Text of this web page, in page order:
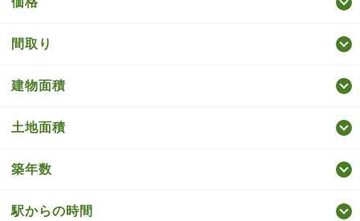
間取り
建物面積
土地面積
築年数
駅からの時間